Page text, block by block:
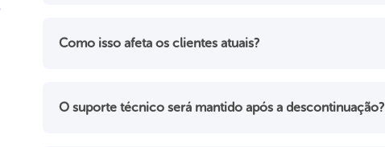
Como isso afeta os clientes atuais?
O suporte técnico será mantido após a descontinuação?